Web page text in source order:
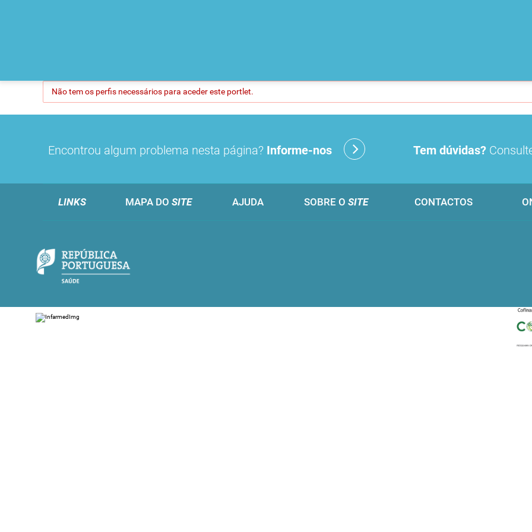
Não tem os perfis necessários para aceder este portlet.
Encontrou algum problema nesta página? Informe-nos Tem dúvidas?
LINKS MAPA DO SITE AJUDA SOBRE O SITE CONTACTOS